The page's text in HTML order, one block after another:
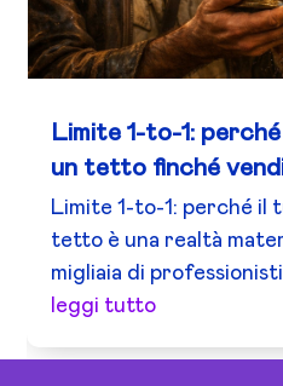
Limite 1-to-1:
un tetto finché
Limite 1-to-1: perché il
tetto è una realtà
migliaia di
leggi tutto